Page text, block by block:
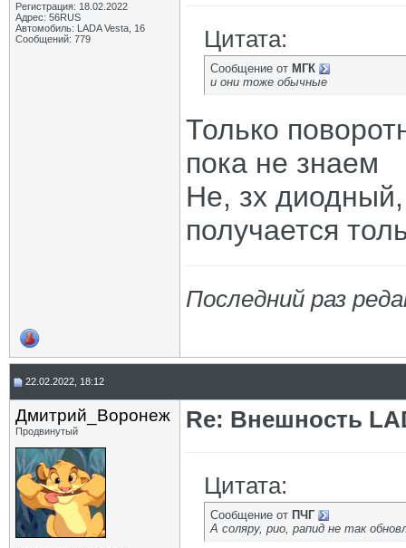
Регистрация: 18.02.2022
Адрес: 56RUS
Автомобиль: LADA Vesta, 16
Сообщений: 779
Цитата:
Сообщение от МГК
и они тоже обычные
Только
пока не знаем
Не, зх
получается
Последний раз
22.02.2022, 18:12
Дмитрий_Воронеж
Продвинутый Re: Внешность
Цитата:
Сообщение от ПЧГ
А соляру, рио, рапид не так